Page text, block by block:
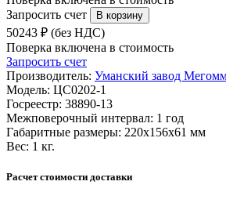
Запросить счет
50243 ₽ (без НДС)
Поверка включена в стоимость
Запросить счет
Производитель: Уманский завод
Модель: ЦС0202-1
Госреестр: 38890-13
Межповерочный интервал: 1 год
Габаритные размеры: 220х156х61 мм
Вес: 1 кг.
Расчет стоимости доставки